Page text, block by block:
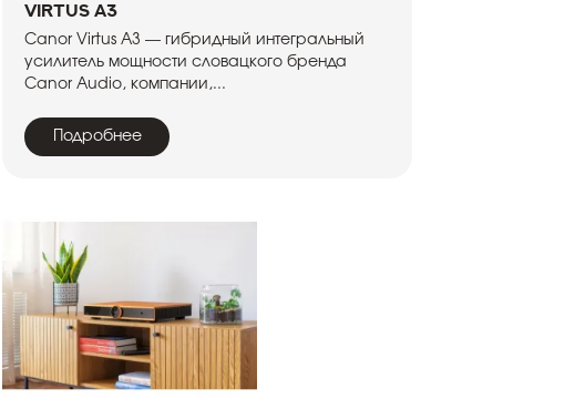
Virtus A3
Canor Virtus A3 — гибридный интегральный
усилитель мощности словацкого бренда
Canor Audio, компании,...
Подробнее